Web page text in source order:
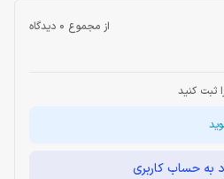
از مجموع 0 دیدگاه
ثبت کنید
به حساب کاربری